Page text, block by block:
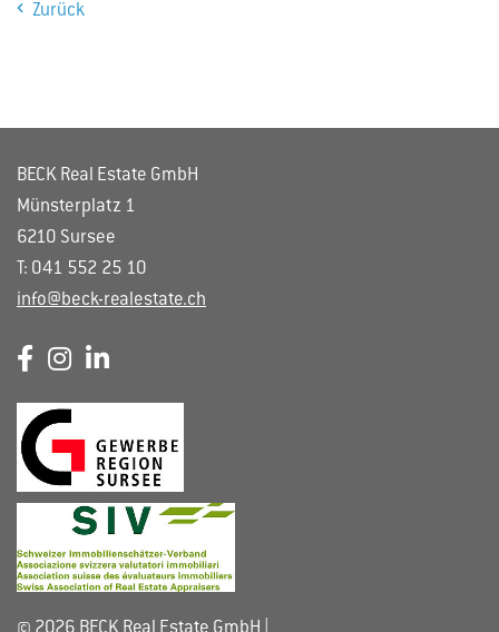
Zurück
BECK Real Estate GmbH
Münsterplatz 1
6210 Sursee
T: 041 552 25 10
info@beck-realestate.ch